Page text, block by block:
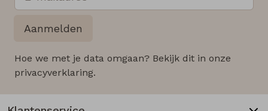
Aanmelden
Hoe we met je data omgaan? Bekijk dit in onze
privacyverklaring.